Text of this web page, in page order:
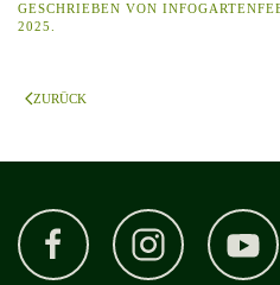
GESCHRIEBEN VON
2025
ZURÜCK